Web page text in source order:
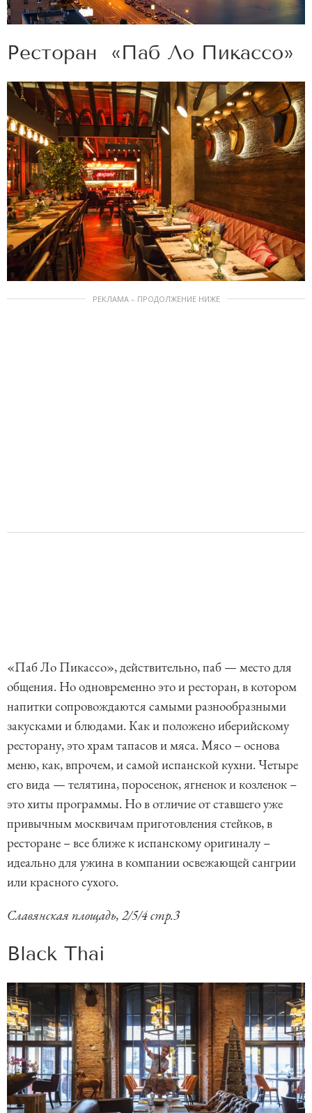
Ресторан «Паб Ло Пикассо»
РЕКЛАМА – ПРОДОЛЖЕНИЕ НИЖЕ
«Паб Ло Пикассо», действительно, паб — место для
общения. Но одновременно это и ресторан, в котором
напитки сопровождаются самыми разнообразными
закусками и блюдами. Как и положено иберийскому
ресторану, это храм тапасов и мяса. Мясо – основа
меню, как, впрочем, и самой испанской кухни. Четыре
его вида — телятина, поросенок, ягненок и козленок –
это хиты программы. Но в отличие от ставшего уже
привычным москвичам приготовления стейков, в
ресторане – все ближе к испанскому оригиналу –
идеально для ужина в компании освежающей сангрии
или красного сухого.
Славянская площадь, 2/5/4 стр.3
Black Thai